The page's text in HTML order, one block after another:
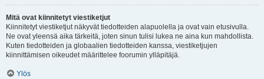
Mitä ovat kiinnitetyt viestiketjut
Kiinnitetyt viestiketjut näkyvät tiedotteiden alapuolella ja ovat vain etusivulla.
Ne ovat yleensä aika tärkeitä, joten sinun tulisi lukea ne aina kun mahdollista.
Kuten tiedotteiden ja globaalien tiedotteiden kanssa, viestiketjujen
kiinnittämisen oikeudet määrittelee foorumin ylläpitäjä.
Ylös